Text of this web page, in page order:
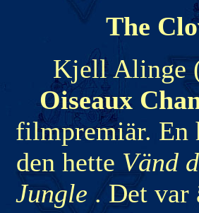
The
Kjell Alinge
Oiseaux
filmpremiär. En
den hette Vänd
Jungle . Det var